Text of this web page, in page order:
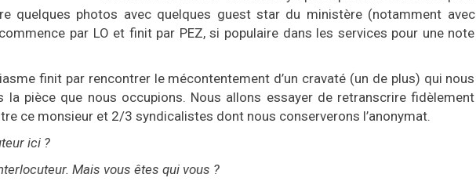
quelques photos avec quelques guest star du ministère (notamment avec
par LO et finit par PEZ, si populaire dans les services pour une note
finit par rencontrer le mécontentement d’un cravaté (un de plus) qui nous
la pièce que nous occupions. Nous allons essayer de retranscrire fidèlement
ce monsieur et 2/3 syndicalistes dont nous conserverons l’anonymat.
ici ?
Mais vous êtes qui vous ?